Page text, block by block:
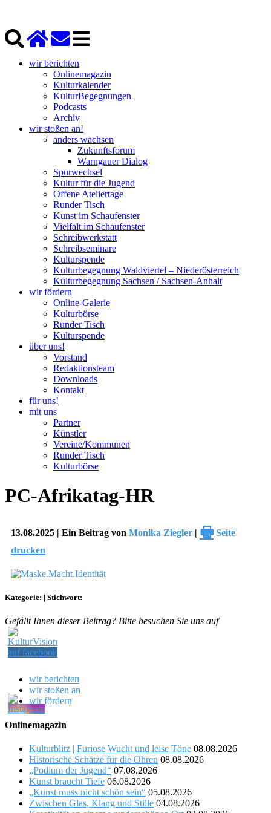
wir berichten
Onlinemagazin
Kulturkalender
KulturBegegnungen
Podcasts
Archiv
wir stoßen an!
anders wachsen
Zukunftsforum
Warngauer Dialog
Spurwechsel
Kultur für die Jugend
Offene Ateliertage
Runder Tisch
Kunst im Schaufenster
Vielfalt im Schaufenster
Schreibwerkstatt
Schreibseminare
Kulturspende
Kulturbegegnung Waldviertel – Niederösterreich
Kulturbegegnung Sachsen / Sachsen-Anhalt
wir fördern
Online-Galerie
Kulturbörse
Runder Tisch
Kulturspende
über uns!
Vorstand
Redaktionsteam
Downloads
Kontakt
für uns!
mit uns
Partner
Künstler
Vereine/Kommunen
Runder Tisch
Kulturbörse
PC-Afrikatag-HR
13.08.2025 | Ein Beitrag von Monika Ziegler | 🖶 Seite
drucken
Kategorie: | Stichwort:
Gefällt Ihnen dieser Beitrag? Bitte besuchen Sie uns auf
wir berichten
wir stoßen an
wir fördern
Onlinemagazin
Kulturblitz | Furiose Wucht und leise Töne 08.08.2026
Historische Schätze für die Ohren 08.08.2026
„Podium der Jugend“ 07.08.2026
Kunst braucht Tiefe 06.08.2026
„Kunst muss nicht schön sein“ 05.08.2026
Zwischen Glas, Klang und Stille 04.08.2026